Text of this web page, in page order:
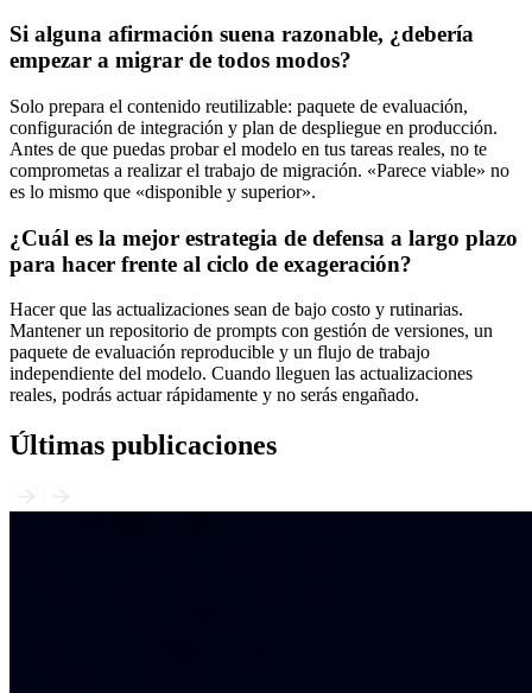
Si alguna afirmación suena razonable, ¿debería
empezar a migrar de todos modos?
Solo prepara el contenido reutilizable: paquete de evaluación,
configuración de integración y plan de despliegue en producción.
Antes de que puedas probar el modelo en tus tareas reales, no te
comprometas a realizar el trabajo de migración. «Parece viable» no
es lo mismo que «disponible y superior».
¿Cuál es la mejor estrategia de defensa a largo plazo
para hacer frente al ciclo de exageración?
Hacer que las actualizaciones sean de bajo costo y rutinarias.
Mantener un repositorio de prompts con gestión de versiones, un
paquete de evaluación reproducible y un flujo de trabajo
independiente del modelo. Cuando lleguen las actualizaciones
reales, podrás actuar rápidamente y no serás engañado.
Últimas publicaciones